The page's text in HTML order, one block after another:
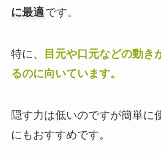
に最適です。
特に、
目元や口元などの動き
るのに向いています。
隠す力は低いのですが簡単に
にもおすすめです。